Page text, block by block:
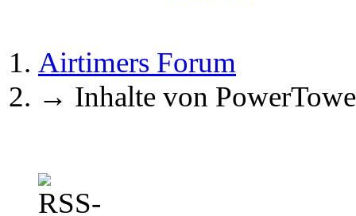
Airtimers Forum
→ Inhalte von